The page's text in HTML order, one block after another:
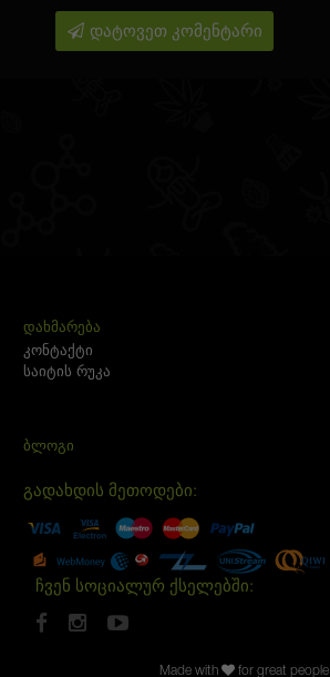
დატოვეთ კომენტარი
Made with for great people
ᲓᲐᲮᲛᲐᲠᲔᲑᲐ
კონტაქტი
საიტის რუკა
ᲑᲚᲝᲒᲘ
გადახდის მეთოდები:
ჩვენ სოციალურ ქსელებში: